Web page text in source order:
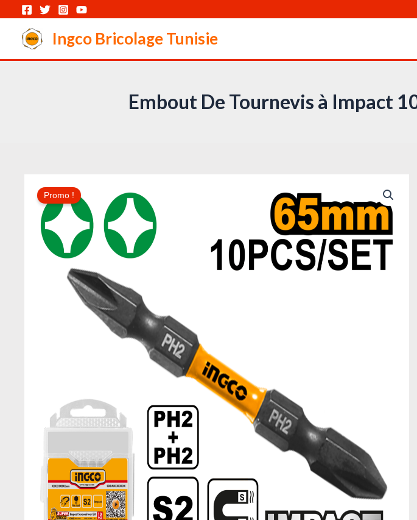
contenu
Ingco Bricolage Tunisie
Embout De Tournevis à Impact
Promo !